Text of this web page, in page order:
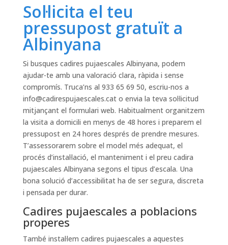
Sol·licita el teu
pressupost gratuït a
Albinyana
Si busques cadires pujaescales Albinyana, podem
ajudar-te amb una valoració clara, ràpida i sense
compromís. Truca’ns al 933 65 69 50, escriu-nos a
info@cadirespujaescales.cato envia la teva sol·licitud
mitjançant el formulari web. Habitualment organitzem
la visita a domicili en menys de 48 hores i preparem el
pressupost en 24 hores després de prendre mesures.
T’assessorarem sobre el model més adequat, el
procés d’instal·lació, el manteniment i el preu cadira
pujaescales Albinyana segons el tipus d’escala. Una
bona solució d’accessibilitat ha de ser segura, discreta
i pensada per durar.
Cadires pujaescales a poblacions
properes
També instal·lem cadires pujaescales a aquestes